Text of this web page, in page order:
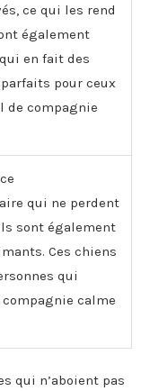
ce qui les rend
également
en fait des
pour ceux
de compagnie
qui ne perdent
sont également
Ces chiens
qui
calme
qui n’aboient pas